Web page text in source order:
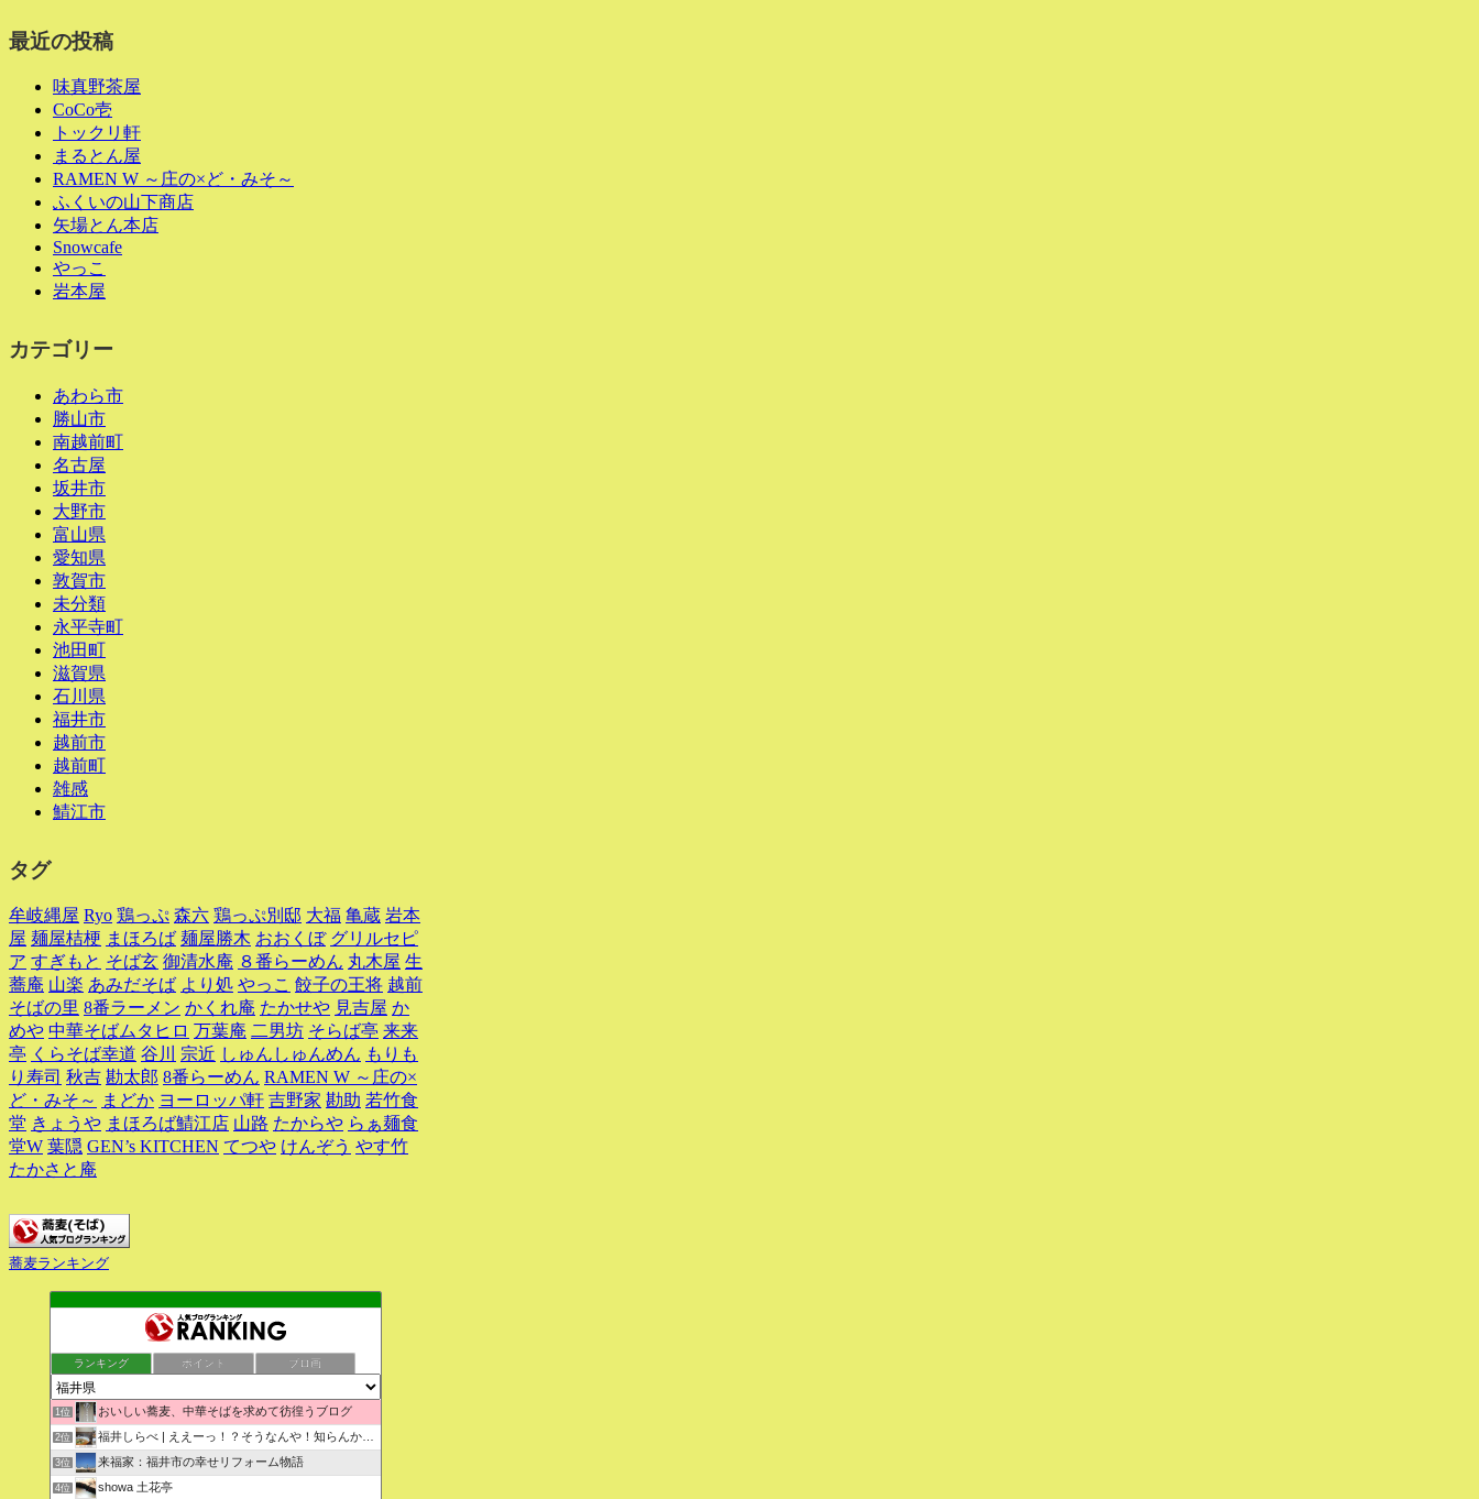
最近の投稿
味真野茶屋
CoCo壱
トックリ軒
まるとん屋
RAMEN W ～庄の×ど・みそ～
ふくいの山下商店
矢場とん本店
Snowcafe
やっこ
岩本屋
カテゴリー
あわら市
勝山市
南越前町
名古屋
坂井市
大野市
富山県
愛知県
敦賀市
未分類
永平寺町
池田町
滋賀県
石川県
福井市
越前市
越前町
雑感
鯖江市
タグ
牟岐縄屋 Ryo 鶏っぷ 森六 鶏っぷ別邸 大福 亀蔵 岩本
屋 麺屋桔梗 まほろば 麺屋勝木 おおくぼ グリルセピ
ア すぎもと そば玄 御清水庵 ８番らーめん 丸木屋 生
蕎庵 山楽 あみだそば より処 やっこ 餃子の王将 越前
そばの里 8番ラーメン かくれ庵 たかせや 見吉屋 か
めや 中華そばムタヒロ 万葉庵 二男坊 そらば亭 来来
亭 くらそば幸道 谷川 宗近 しゅんしゅんめん もりも
り寿司 秋吉 勘太郎 8番らーめん RAMEN W ～庄の×
ど・みそ～ まどか ヨーロッパ軒 吉野家 勘助 若竹食
堂 きょうや まほろば鯖江店 山路 たからや らぁ麺食
堂W 葉隠 GEN’s KITCHEN てつや けんぞう やす竹
たかさと庵
蕎麦ランキング
ランキング ポイント ブロ画
1位 おいしい蕎麦、中華そばを求めて彷徨うブログ
2位 福井しらべ | ええーっ！？そうなんや！知らんかったわ。
3位 来福家：福井市の幸せリフォーム物語
4位 showa 土花亭